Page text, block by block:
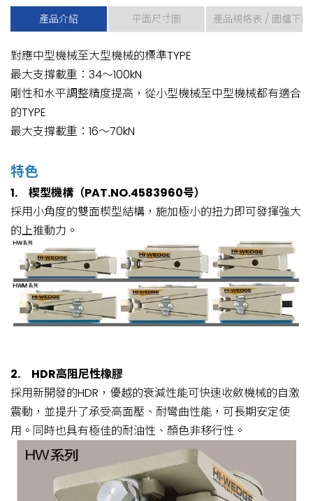
產品介紹 平面尺寸圖 產品規格表 / 圖檔下載
對應中型機械至大型機械的標準TYPE
最大支撐載重：34～100kN
剛性和水平調整精度提高，從小型機械至中型機械都有適合
的TYPE
最大支撐載重：16～70kN
特色
1. 楔型機構（PAT.NO.4583960号）
採用小角度的雙面楔型結構，施加極小的扭力即可發揮強大
的上推動力。
2. HDR高阻尼性橡膠
採用新開發的HDR，優越的衰減性能可快速收斂機械的自激
震動，並提升了承受高面壓、耐彎曲性能，可長期安定使
用。同時也具有極佳的耐油性、顏色非移行性。